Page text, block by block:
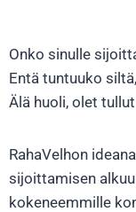
Onko sinulle
Entä tuntuuko
Älä huoli, olet
RahaVelhon
sijoittamisen
kokeneemmille